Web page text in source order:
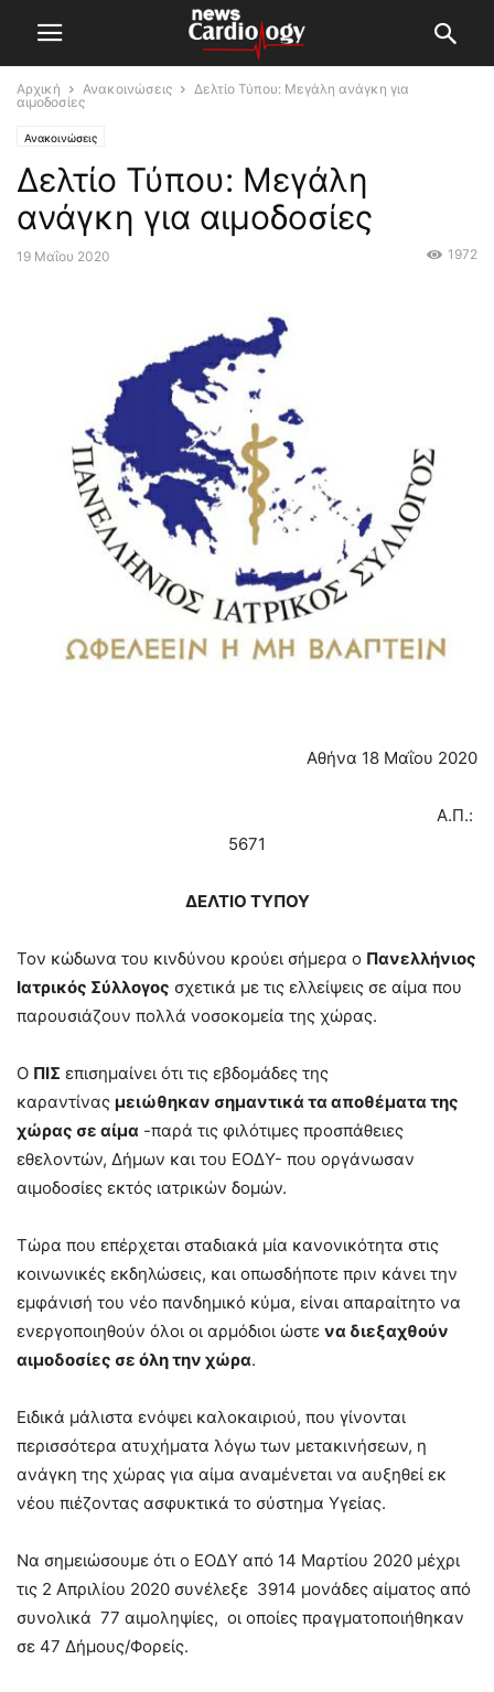
Αρχική Ανακοινώσεις
Δελτίο Τύπου: Μεγάλη ανάγκη για
αιμοδοσίες
Ανακοινώσεις
Δελτίο Τύπου: Μεγάλη
ανάγκη για αιμοδοσίες
19 Μαΐου 2020 1972
Αθήνα 18 Μαΐου 2020
Α.Π.:
5671
ΔΕΛΤΙΟ ΤΥΠΟΥ
Τον κώδωνα του κινδύνου κρούει σήμερα ο Πανελλήνιος
Ιατρικός Σύλλογος σχετικά με τις ελλείψεις σε αίμα που
παρουσιάζουν πολλά νοσοκομεία της χώρας.
Ο ΠΙΣ επισημαίνει ότι τις εβδομάδες της
καραντίνας μειώθηκαν σημαντικά τα αποθέματα της
χώρας σε αίμα -παρά τις φιλότιμες προσπάθειες
εθελοντών, Δήμων και του ΕΟΔΥ- που οργάνωσαν
αιμοδοσίες εκτός ιατρικών δομών.
Τώρα που επέρχεται σταδιακά μία κανονικότητα στις
κοινωνικές εκδηλώσεις, και οπωσδήποτε πριν κάνει την
εμφάνισή του νέο πανδημικό κύμα, είναι απαραίτητο να
ενεργοποιηθούν όλοι οι αρμόδιοι ώστε να διεξαχθούν
αιμοδοσίες σε όλη την χώρα.
Ειδικά μάλιστα ενόψει καλοκαιριού, που γίνονται
περισσότερα ατυχήματα λόγω των μετακινήσεων, η
ανάγκη της χώρας για αίμα αναμένεται να αυξηθεί εκ
νέου πιέζοντας ασφυκτικά το σύστημα Υγείας.
Να σημειώσουμε ότι ο ΕΟΔΥ από 14 Μαρτίου 2020 μέχρι
τις 2 Απριλίου 2020 συνέλεξε 3914 μονάδες αίματος από
συνολικά 77 αιμοληψίες, οι οποίες πραγματοποιήθηκαν
σε 47 Δήμους/Φορείς.